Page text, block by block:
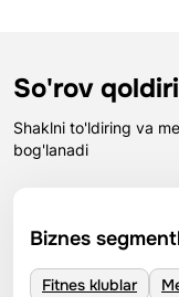
So'rov
Shaklni to'ldiring va
bog'lanadi
Biznes
Fitnes klublar